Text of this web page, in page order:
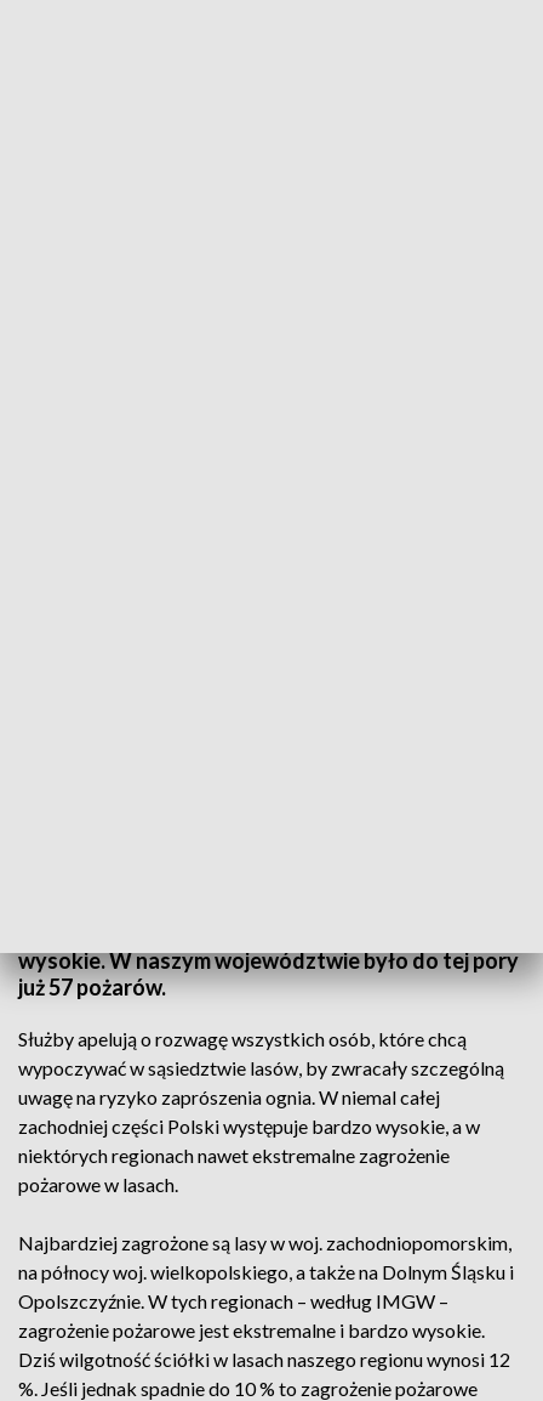
wysokie. W naszym województwie było do tej pory
już 57 pożarów.
Służby apelują o rozwagę wszystkich osób, które chcą
wypoczywać w sąsiedztwie lasów, by zwracały szczególną
uwagę na ryzyko zaprószenia ognia. W niemal całej
zachodniej części Polski występuje bardzo wysokie, a w
niektórych regionach nawet ekstremalne zagrożenie
pożarowe w lasach.
Najbardziej zagrożone są lasy w woj. zachodniopomorskim,
na północy woj. wielkopolskiego, a także na Dolnym Śląsku i
Opolszczyźnie. W tych regionach – według IMGW –
zagrożenie pożarowe jest ekstremalne i bardzo wysokie.
Dziś wilgotność ściółki w lasach naszego regionu wynosi 12
%. Jeśli jednak spadnie do 10 % to zagrożenie pożarowe